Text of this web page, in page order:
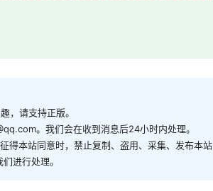
，请支持正版。
。我们会在收到消息后24小时内处理。
得本站同意时，禁止复制、盗用、采集、发布本站
进行处理。